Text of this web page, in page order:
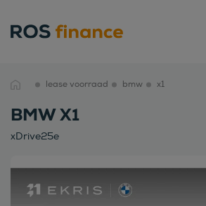
lease voorraad bmw x1
BMW X1
xDrive25e